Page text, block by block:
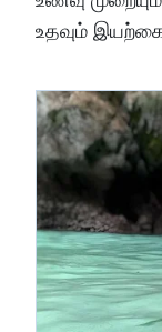
உதவும் இயற்கை